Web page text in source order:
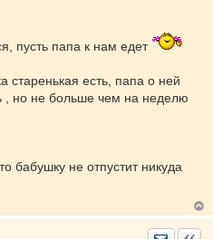
пусть папа к нам едет
есть, папа о ней
, но не больше чем на неделю
бабушку не отпустит никуда